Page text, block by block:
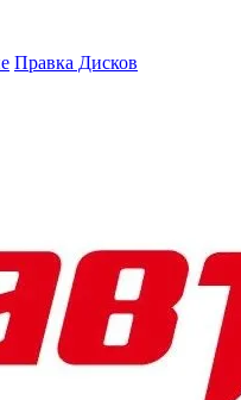
Правка Дисков